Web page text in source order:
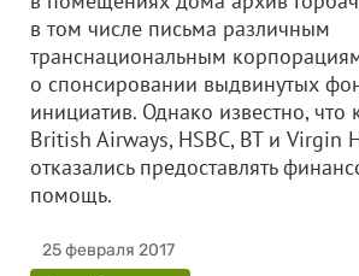
в том числе письма различным
транснациональным
о спонсировании выдвинутых
инициатив. Однако известно,
British Airways, HSBC, BT и Virgin
отказались предоставлять
помощь.
25 февраля 2017